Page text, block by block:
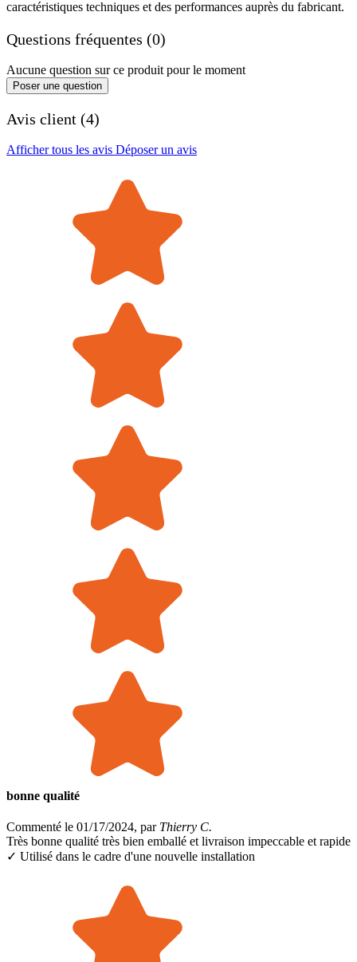
caractéristiques techniques et des performances auprès du fabricant.
Questions fréquentes (0)
Aucune question sur ce produit pour le moment
Poser une question
Avis client (4)
Afficher tous les avis Déposer un avis
bonne qualité
Commenté le 01/17/2024, par Thierry C.
Très bonne qualité très bien emballé et livraison impeccable et rapide
✓ Utilisé dans le cadre d'une nouvelle installation